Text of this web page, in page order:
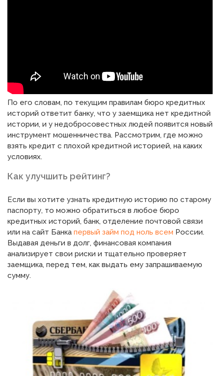
По его словам, по текущим правилам бюро кредитных
историй ответит банку, что у заемщика нет кредитной
истории, и у недобросовестных людей появится новый
инструмент мошенничества. Рассмотрим, где можно
взять кредит с плохой кредитной историей, на каких
условиях.
Как улучшить рейтинг?
Если вы хотите узнать кредитную историю по старому
паспорту, то можно обратиться в любое бюро
кредитных историй, банк, отделение почтовой связи
или на сайт Банка первый займ под ноль всем России.
Выдавая деньги в долг, финансовая компания
анализирует свои риски и тщательно проверяет
заемщика, перед тем, как выдать ему запрашиваемую
сумму.